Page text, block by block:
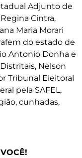
Adjunto de
Cintra,
Maria Morari
do estado de
Antonio Donha e
Nelson
Tribunal Eleitoral
pela SAFEL,
cunhadas,